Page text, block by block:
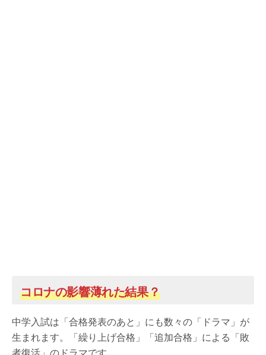
コロナの影響薄れた結果？
中学入試は「合格発表のあと」にも数々の「ドラマ」が
生まれます。「繰り上げ合格」「追加合格」による「敗